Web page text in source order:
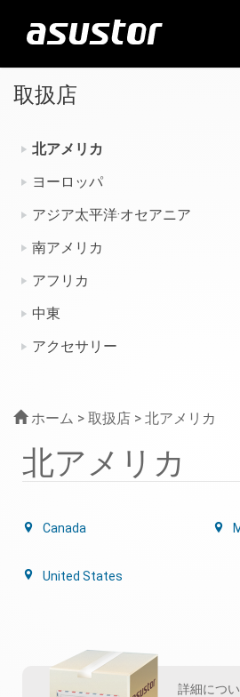
取扱店
北アメリカ
ヨーロッパ
アジア太平洋·オセアニア
南アメリカ
アフリカ
中東
アクセサリー
ホーム > 取扱店 > 北アメリカ
北アメリカ
Canada
United States
詳細につ